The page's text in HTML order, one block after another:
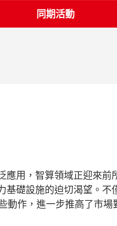
同期活動
用，智算領域正迎來
礎設施的迫切渴望。
作，進一步推高了市場